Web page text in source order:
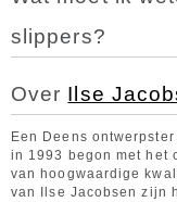
slippers?
Over Ilse
Een Deens
in 1993 begon met het
van hoogwaardige
van Ilse Jacobsen zijn